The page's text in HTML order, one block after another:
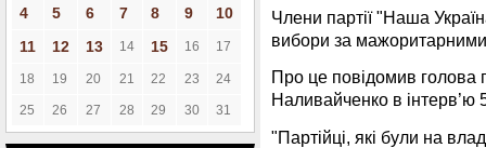
4
5 6 7 8 9
10
11
12 13 14 15 16 17
18 19 20 21 22 23 24
25 26 27 28 29 30 31
Члени партії "Наша
вибори за
Про це повідомив голова
Наливайченко в інтерв’ю
"Партійці, які були на